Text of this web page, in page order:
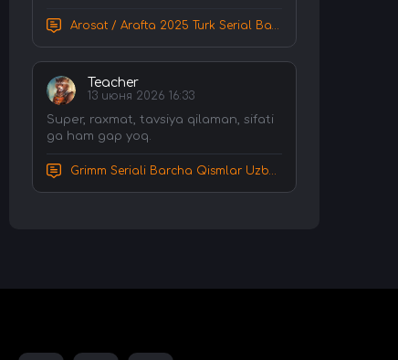
Arosat / Arafta 2025 Turk Serial Barcha Qismlar Uzbek tilida Tarjima Serial tas-ix skachat
Teacher
13 июня 2026 16:33
Super, raxmat, tavsiya qilaman, sifati
ga ham gap yoq.
Grimm Seriali Barcha Qismlar Uzbek tilida Tarjima serial HD Skachat